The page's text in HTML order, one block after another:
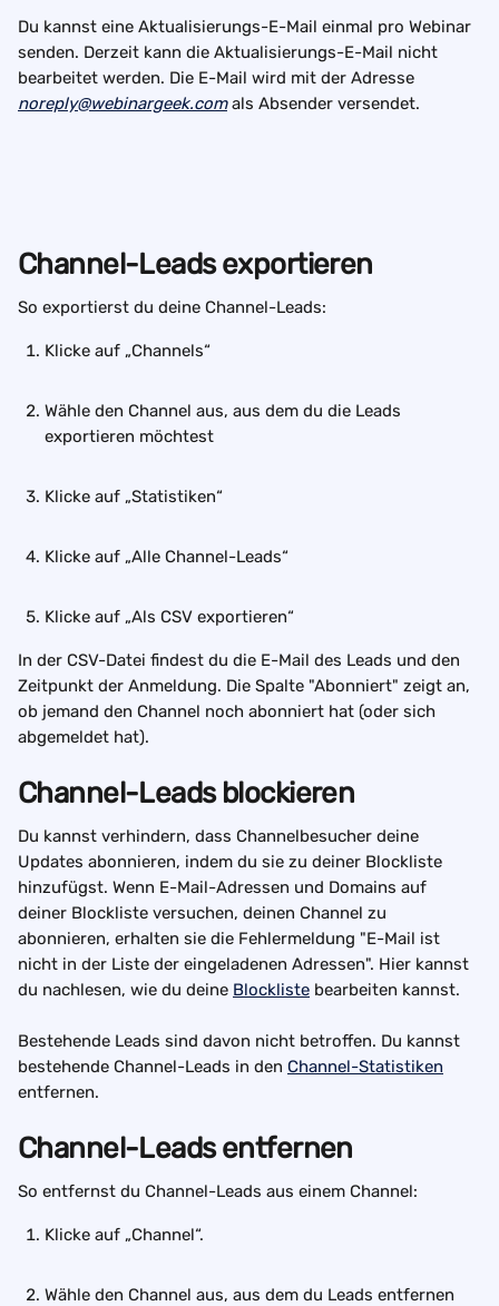
Du kannst eine Aktualisierungs-E-Mail einmal pro Webinar
senden. Derzeit kann die Aktualisierungs-E-Mail nicht
bearbeitet werden. Die E-Mail wird mit der Adresse
noreply@webinargeek.com als Absender versendet.
Channel-Leads exportieren
So exportierst du deine Channel-Leads:
Klicke auf „Channels“
Wähle den Channel aus, aus dem du die Leads
exportieren möchtest
Klicke auf „Statistiken“
Klicke auf „Alle Channel-Leads“
Klicke auf „Als CSV exportieren“
In der CSV-Datei findest du die E-Mail des Leads und den
Zeitpunkt der Anmeldung. Die Spalte "Abonniert" zeigt an,
ob jemand den Channel noch abonniert hat (oder sich
abgemeldet hat).
Channel-Leads blockieren
Du kannst verhindern, dass Channelbesucher deine
Updates abonnieren, indem du sie zu deiner Blockliste
hinzufügst. Wenn E-Mail-Adressen und Domains auf
deiner Blockliste versuchen, deinen Channel zu
abonnieren, erhalten sie die Fehlermeldung "E-Mail ist
nicht in der Liste der eingeladenen Adressen". Hier kannst
du nachlesen, wie du deine Blockliste bearbeiten kannst.
Bestehende Leads sind davon nicht betroffen. Du kannst
bestehende Channel-Leads in den Channel-Statistiken
entfernen.
Channel-Leads entfernen
So entfernst du Channel-Leads aus einem Channel:
Klicke auf „Channel“.
Wähle den Channel aus, aus dem du Leads entfernen